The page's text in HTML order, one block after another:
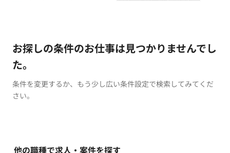
お探しの条件のお仕事は見つかりませんでし
た。
条件を変更するか、もう少し広い条件設定で検索してみてくだ
さい。
他の職種で求人・案件を探す